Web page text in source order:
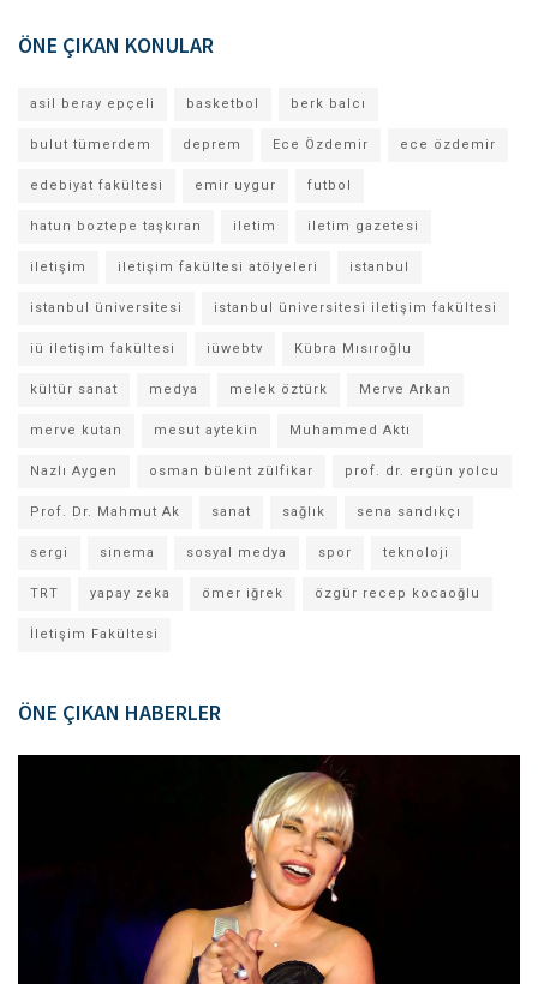
ÖNE ÇIKAN KONULAR
asil beray epçeli basketbol berk balcı
bulut tümerdem deprem Ece Özdemir ece özdemir
edebiyat fakültesi emir uygur futbol
hatun boztepe taşkıran iletim iletim gazetesi
iletişim iletişim fakültesi atölyeleri istanbul
istanbul üniversitesi istanbul üniversitesi iletişim fakültesi
iü iletişim fakültesi iüwebtv Kübra Mısıroğlu
kültür sanat medya melek öztürk Merve Arkan
merve kutan mesut aytekin Muhammed Aktı
Nazlı Aygen osman bülent zülfikar prof. dr. ergün yolcu
Prof. Dr. Mahmut Ak sanat sağlık sena sandıkçı
sergi sinema sosyal medya spor teknoloji
TRT yapay zeka ömer iğrek özgür recep kocaoğlu
İletişim Fakültesi
ÖNE ÇIKAN HABERLER